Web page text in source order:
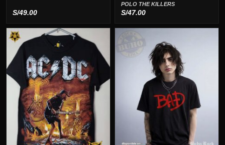
S/49.00
POLO THE KILLERS
S/47.00